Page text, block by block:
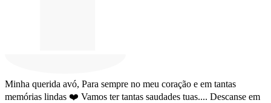
Minha querida avó, Para sempre no meu coração e em tantas
memórias lindas ❤️ Vamos ter tantas saudades tuas.... Descanse em